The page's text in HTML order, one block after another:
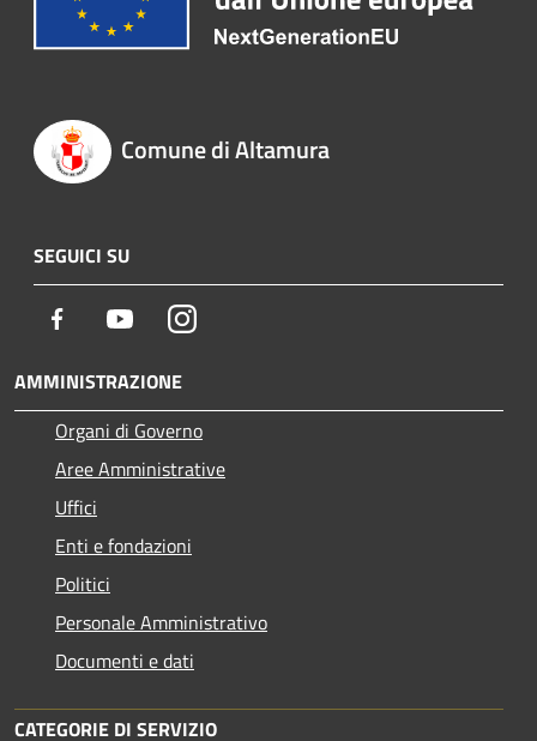
Comune di Altamura
SEGUICI SU
Facebook YoutubeInstagram
AMMINISTRAZIONE
Organi di Governo
Aree Amministrative
Uffici
Enti e fondazioni
Politici
Personale Amministrativo
Documenti e dati
CATEGORIE DI SERVIZIO